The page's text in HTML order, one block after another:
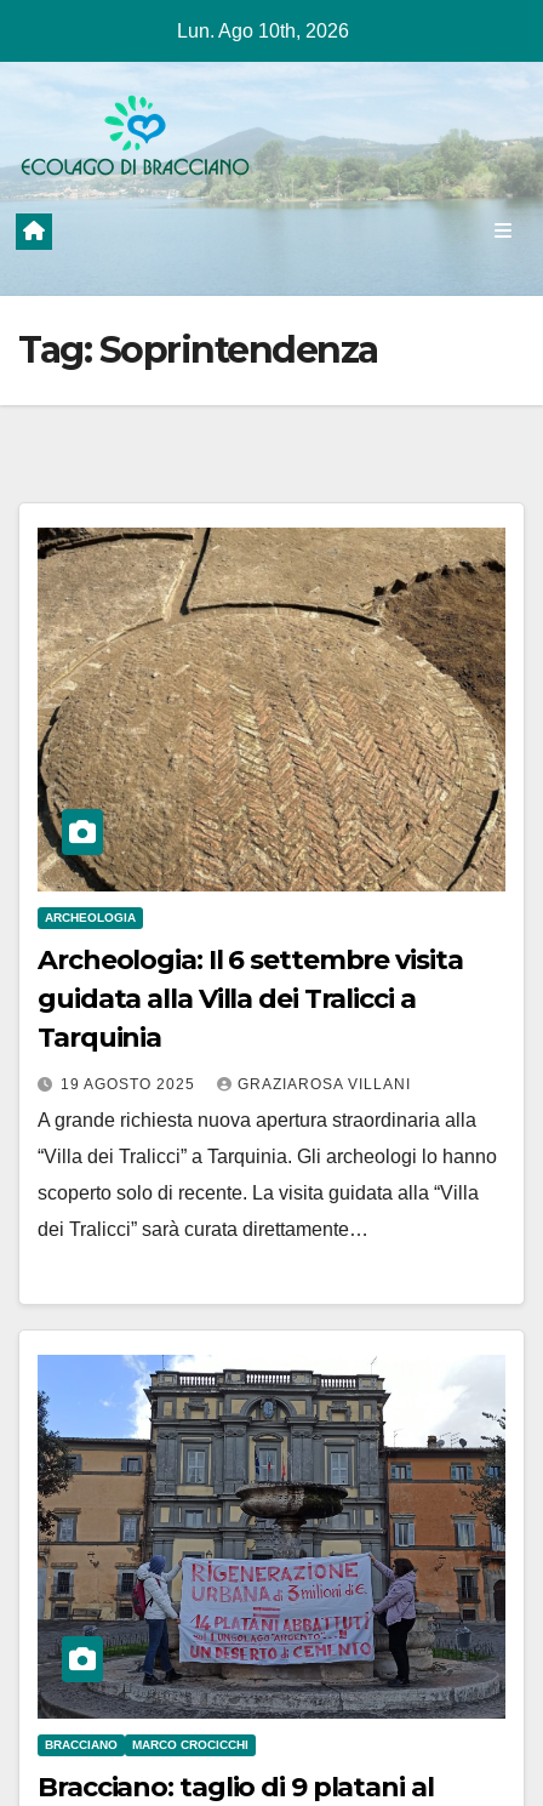
contenuto
Lun. Ago 10th, 2026
Tag:Soprintendenza
ARCHEOLOGIA
Archeologia: Il 6 settembre visita
guidata alla Villa dei Tralicci a
Tarquinia
19 AGOSTO 2025 GRAZIAROSA VILLANI
A grande richiesta nuova apertura straordinaria alla
“Villa dei Tralicci” a Tarquinia. Gli archeologi lo hanno
scoperto solo di recente. La visita guidata alla “Villa
dei Tralicci” sarà curata direttamente…
BRACCIANO MARCO CROCICCHI
Bracciano: taglio di 9 platani al